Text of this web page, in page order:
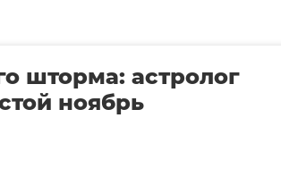
шторма: астролог
ноябрь